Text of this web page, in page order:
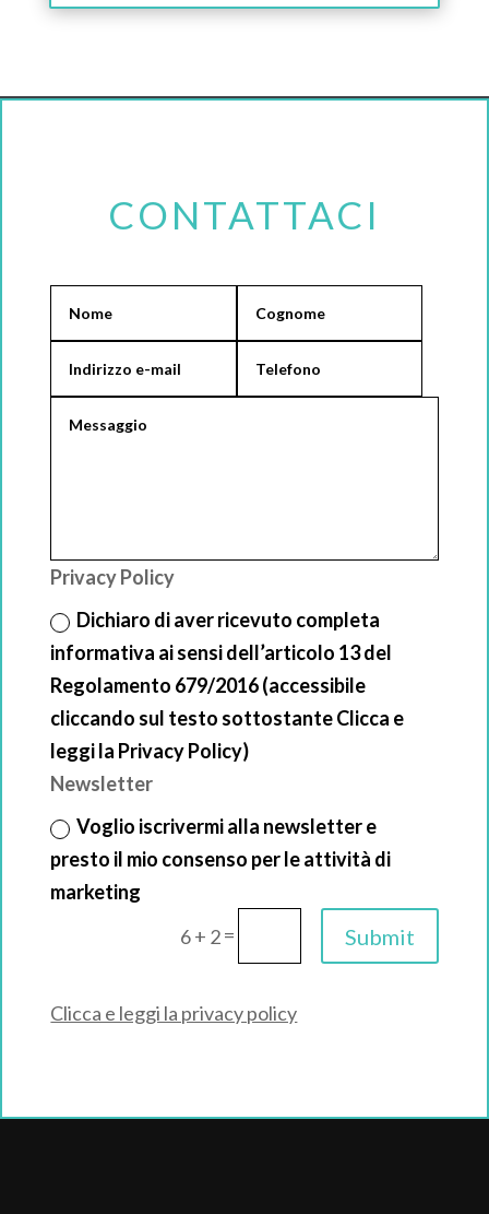
CONTATTACI
Privacy Policy
Dichiaro di aver ricevuto completa
informativa ai sensi dell’articolo 13 del
Regolamento 679/2016 (accessibile
cliccando sul testo sottostante Clicca e
leggi la Privacy Policy)
Newsletter
Voglio iscrivermi alla newsletter e
presto il mio consenso per le attività di
marketing
6 + 2= Submit
Clicca e leggi la privacy policy